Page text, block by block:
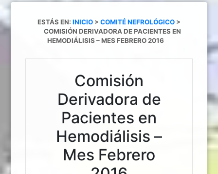
ESTÁS EN: INICIO > COMITÉ NEFROLÓGICO >
COMISIÓN DERIVADORA DE PACIENTES EN
HEMODIÁLISIS – MES FEBRERO 2016
Comisión
Derivadora de
Pacientes en
Hemodiálisis –
Mes Febrero